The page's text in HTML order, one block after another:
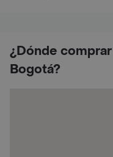
¿Dónde
Bogotá?